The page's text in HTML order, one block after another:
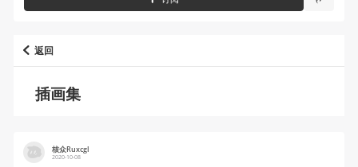
返回
插画集
核众Ruxcgl
2020-10-08